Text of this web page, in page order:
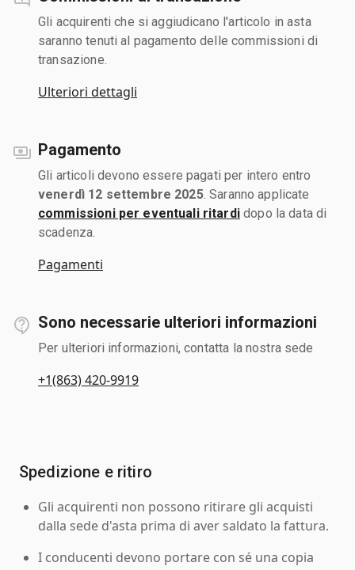
Gli acquirenti che si aggiudicano l'articolo in asta
saranno tenuti al pagamento delle commissioni di
transazione.
Ulteriori dettagli
Pagamento
Gli articoli devono essere pagati per intero entro
venerdì 12 settembre 2025. Saranno applicate
commissioni per eventuali ritardidopo la data di
scadenza.
Pagamenti
Sono necessarie ulteriori informazioni
Per ulteriori informazioni, contatta la nostra sede
+1(863) 420-9919
Spedizione e ritiro
Gli acquirenti non possono ritirare gli acquisti
dalla sede d'asta prima di aver saldato la fattura.
I conducenti devono portare con sé una copia